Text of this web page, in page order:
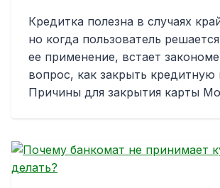
Кредитка полезна в случаях
но когда пользователь
ее применение, встает
вопрос, как закрыть кредитную
Причины для закрытия карты